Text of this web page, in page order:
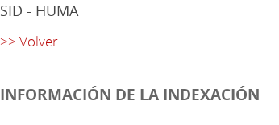
SID - HUMA
>> Volver
INFORMACIÓN DE LA INDEXACIÓN